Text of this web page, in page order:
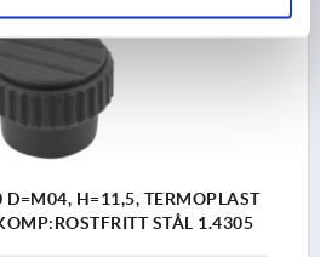
D=M04, H=11,5, TERMOPLAST
STÅL 1.4305